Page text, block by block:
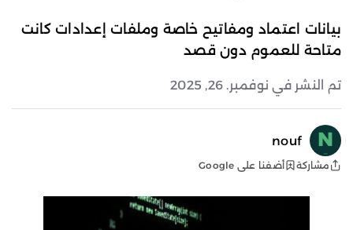
بيانات اعتماد ومفاتيح خاصة وملفات إعدادات كانت
متاحة للعموم دون قصد
تم النشر في نوفمبر. 26, 2025
nouf
مشاركة أضفنا على Google